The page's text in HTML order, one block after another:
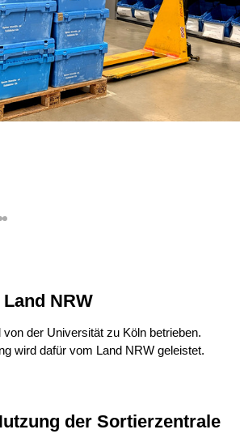
NRW
der Universität zu Köln betrieben.
wird dafür vom Land NRW geleistet.
der Sortierzentrale